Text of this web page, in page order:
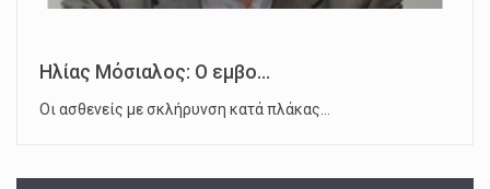
Ηλίας Μόσιαλος: Ο εμβο...
Οι ασθενείς με σκλήρυνση κατά πλάκας…